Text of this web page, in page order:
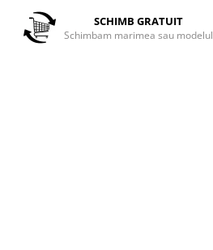
SCHIMB GRATUIT
Schimbam marimea sau modelul